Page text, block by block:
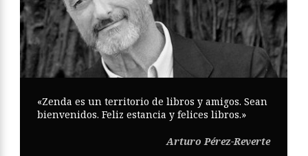
«Zenda es un territorio de libros y amigos. Sean
bienvenidos. Feliz estancia y felices libros.»
Arturo Pérez-Reverte